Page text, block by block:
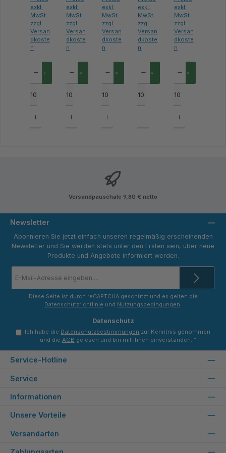
exkl.
MwSt.
zzgl.
Versan
dkoste
n
exkl.
MwSt.
zzgl.
Versan
dkoste
n
exkl.
MwSt.
zzgl.
Versan
dkoste
n
exkl.
MwSt.
zzgl.
Versan
dkoste
n
exkl.
MwSt.
zzgl.
Versan
dkoste
n
Versandpauschale 9,80 € netto
Newsletter
Abonnieren Sie jetzt einfach unseren regelmäßig erscheinenden
Newsletter und Sie werden stets unter den Ersten sein, über neue
Produkte und Angebote informiert werden.
Mail-
Diese Seite ist durch reCAPTCHA geschützt und es gelten die
Datenschutzrichtlinie und Nutzungsbedingungen.
Datenschutz
Ich habe die Datenschutzbestimmungen zur Kenntnis genommen
und die AGB gelesen und bin mit ihnen einverstanden. *
Service-Hotline
Service
Informationen
Unsere Vorteile
Versandarten